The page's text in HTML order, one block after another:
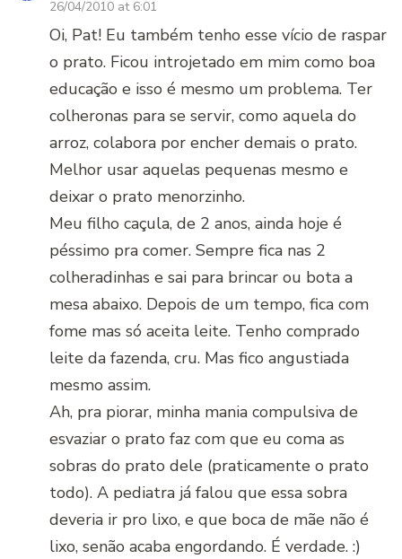
26/04/2010 at 6:01
Oi, Pat! Eu também tenho esse vício de raspar
o prato. Ficou introjetado em mim como boa
educação e isso é mesmo um problema. Ter
colheronas para se servir, como aquela do
arroz, colabora por encher demais o prato.
Melhor usar aquelas pequenas mesmo e
deixar o prato menorzinho.
Meu filho caçula, de 2 anos, ainda hoje é
péssimo pra comer. Sempre fica nas 2
colheradinhas e sai para brincar ou bota a
mesa abaixo. Depois de um tempo, fica com
fome mas só aceita leite. Tenho comprado
leite da fazenda, cru. Mas fico angustiada
mesmo assim.
Ah, pra piorar, minha mania compulsiva de
esvaziar o prato faz com que eu coma as
sobras do prato dele (praticamente o prato
todo). A pediatra já falou que essa sobra
deveria ir pro lixo, e que boca de mãe não é
lixo, senão acaba engordando. É verdade. :)